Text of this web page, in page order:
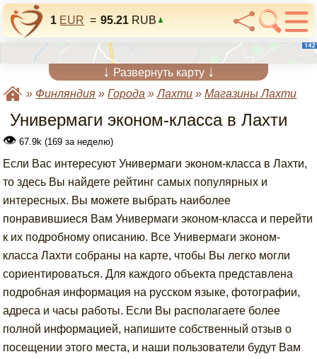
1 EUR = 95.21 RUB
↓ Развернуть карту ↓
» Финляндия »Города »Лахти »Магазины Лахти
Универмаги эконом-класса в Лахти
👁 67.9k (169 за неделю)
Если Вас интересуют Универмаги эконом-класса в Лахти,
то здесь Вы найдете рейтинг самых популярных и
интересных. Вы можете выбрать наиболее
понравившиеся Вам Универмаги эконом-класса и перейти
к их подробному описанию. Все Универмаги эконом-
класса Лахти собраны на карте, чтобы Вы легко могли
сориентироваться. Для каждого объекта представлена
подробная информация на русском языке, фотографии,
адреса и часы работы. Если Вы располагаете более
полной информацией, напишите собственный отзыв о
посещении этого места, и наши пользователи будут Вам